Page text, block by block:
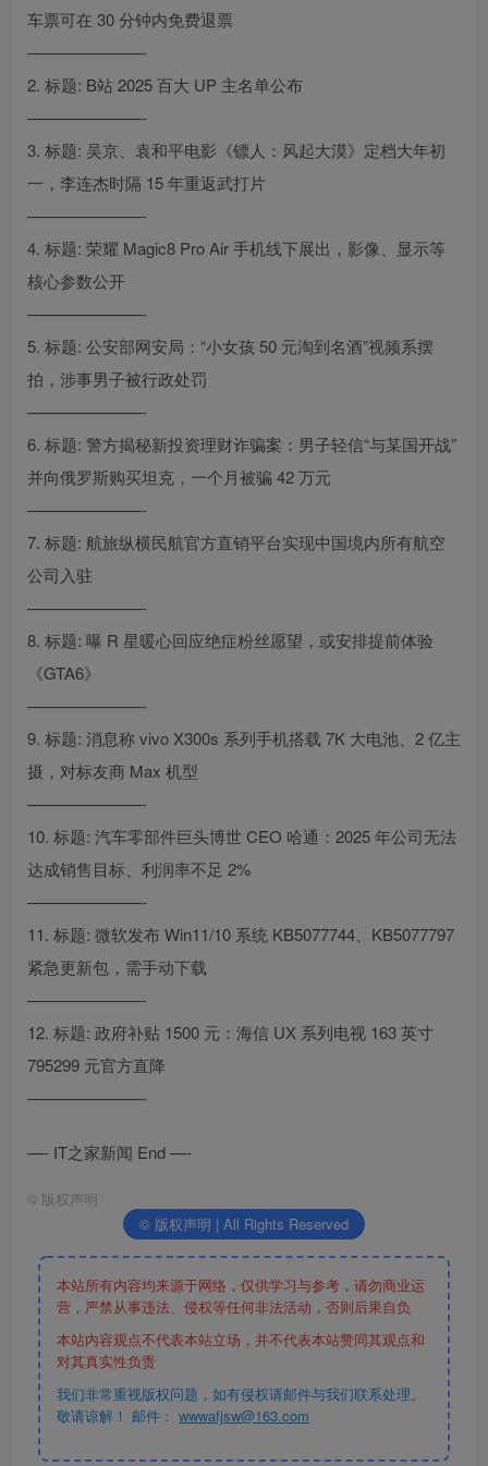
车票可在 30 分钟内免费退票
———————-
2. 标题: B站 2025 百大 UP 主名单公布
———————-
3. 标题: 吴京、袁和平电影《镖人：风起大漠》定档大年初
一，李连杰时隔 15 年重返武打片
———————-
4. 标题: 荣耀 Magic8 Pro Air 手机线下展出，影像、显示等
核心参数公开
———————-
5. 标题: 公安部网安局：“小女孩 50 元淘到名酒”视频系摆
拍，涉事男子被行政处罚
———————-
6. 标题: 警方揭秘新投资理财诈骗案：男子轻信“与某国开战”
并向俄罗斯购买坦克，一个月被骗 42 万元
———————-
7. 标题: 航旅纵横民航官方直销平台实现中国境内所有航空
公司入驻
———————-
8. 标题: 曝 R 星暖心回应绝症粉丝愿望，或安排提前体验
《GTA6》
———————-
9. 标题: 消息称 vivo X300s 系列手机搭载 7K 大电池、2 亿主
摄，对标友商 Max 机型
———————-
10. 标题: 汽车零部件巨头博世 CEO 哈通：2025 年公司无法
达成销售目标、利润率不足 2%
———————-
11. 标题: 微软发布 Win11/10 系统 KB5077744、KB5077797
紧急更新包，需手动下载
———————-
12. 标题: 政府补贴 1500 元：海信 UX 系列电视 163 英寸
795299 元官方直降
———————-
—- IT之家新闻 End —-
© 版权声明
© 版权声明 | All Rights Reserved
本站所有内容均来源于网络，仅供学习与参考，请勿商业运
营，严禁从事违法、侵权等任何非法活动，否则后果自负
本站内容观点不代表本站立场，并不代表本站赞同其观点和
对其真实性负责
我们非常重视版权问题，如有侵权请邮件与我们联系处理。
敬请谅解！ 邮件： wwwafjsw@163.com